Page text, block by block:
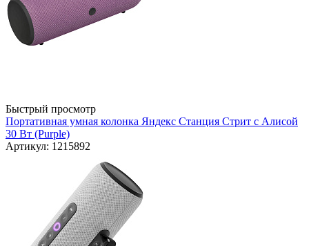
Быстрый просмотр
Портативная умная колонка Яндекс Станция Стрит с Алисой
30 Вт (Purple)
Артикул: 1215892